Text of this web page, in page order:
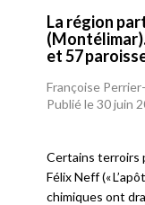
La région
et 57
Françoise
Publié le 30 juin
Certains terroirs
Félix Neff («
chimiques ont